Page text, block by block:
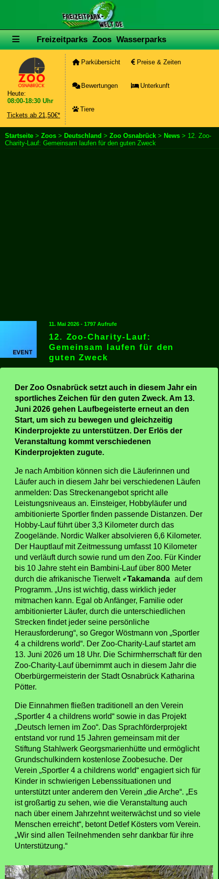
Freizeitparks Zoos Wasserparks
Heute:
08:00-18:30 Uhr
Tickets ab 21,50€*
Parkübersicht Preise & Zeiten
Bewertungen Unterkunft
Tiere
Startseite > Zoos > Deutschland > Zoo Osnabrück > News > 12. Zoo-
Charity-Lauf: Gemeinsam laufen für den guten Zweck
11. Mai 2026 - 1797 Aufrufe
12. Zoo-Charity-Lauf:
Gemeinsam laufen für den
guten Zweck
Der Zoo Osnabrück setzt auch in diesem Jahr ein
sportliches Zeichen für den guten Zweck. Am 13.
Juni 2026 gehen Laufbegeisterte erneut an den
Start, um sich zu bewegen und gleichzeitig
Kinderprojekte zu unterstützen. Der Erlös der
Veranstaltung kommt verschiedenen
Kinderprojekten zugute.
Je nach Ambition können sich die Läuferinnen und
Läufer auch in diesem Jahr bei verschiedenen Läufen
anmelden: Das Streckenangebot spricht alle
Leistungsniveaus an. Einsteiger, Hobbyläufer und
ambitionierte Sportler finden passende Distanzen. Der
Hobby-Lauf führt über 3,3 Kilometer durch das
Zoogelände. Nordic Walker absolvieren 6,6 Kilometer.
Der Hauptlauf mit Zeitmessung umfasst 10 Kilometer
und verläuft durch sowie rund um den Zoo. Für Kinder
bis 10 Jahre steht ein Bambini-Lauf über 800 Meter
durch die afrikanische Tierwelt
Takamanda auf dem
Programm. „Uns ist wichtig, dass wirklich jeder
mitmachen kann. Egal ob Anfänger, Familie oder
ambitionierter Läufer, durch die unterschiedlichen
Strecken findet jeder seine persönliche
Herausforderung“, so Gregor Wöstmann von „Sportler
4 a childrens world“. Der Zoo-Charity-Lauf startet am
13. Juni 2026 um 18 Uhr. Die Schirmherrschaft für den
Zoo-Charity-Lauf übernimmt auch in diesem Jahr die
Oberbürgermeisterin der Stadt Osnabrück Katharina
Pötter.
Die Einnahmen fließen traditionell an den Verein
„Sportler 4 a childrens world“ sowie in das Projekt
„Deutsch lernen im Zoo“. Das Sprachförderprojekt
entstand vor rund 15 Jahren gemeinsam mit der
Stiftung Stahlwerk Georgsmarienhütte und ermöglicht
Grundschulkindern kostenlose Zoobesuche. Der
Verein „Sportler 4 a childrens world“ engagiert sich für
Kinder in schwierigen Lebenssituationen und
unterstützt unter anderem den Verein „die Arche“. „Es
ist großartig zu sehen, wie die Veranstaltung auch
nach über einem Jahrzehnt weiterwächst und so viele
Menschen erreicht“, betont Detlef Kösters vom Verein.
„Wir sind allen Teilnehmenden sehr dankbar für ihre
Unterstützung.“